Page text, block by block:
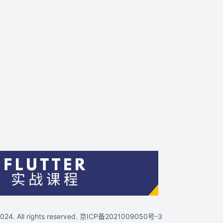
All rights reserved. 京ICP备2021009050号-3